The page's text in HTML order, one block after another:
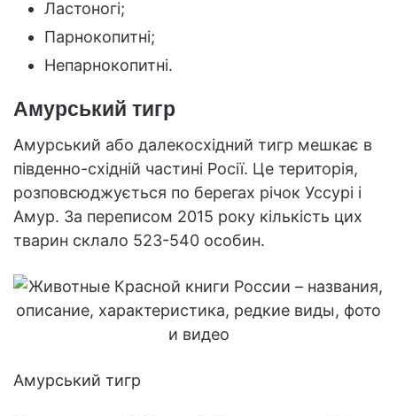
Ластоногі;
Парнокопитні;
Непарнокопитні.
Амурський тигр
Амурський або далекосхідний тигр мешкає в
південно-східній частині Росії. Це територія,
розповсюджується по берегах річок Уссурі і
Амур. За переписом 2015 року кількість цих
тварин склало 523-540 особин.
Амурський тигр